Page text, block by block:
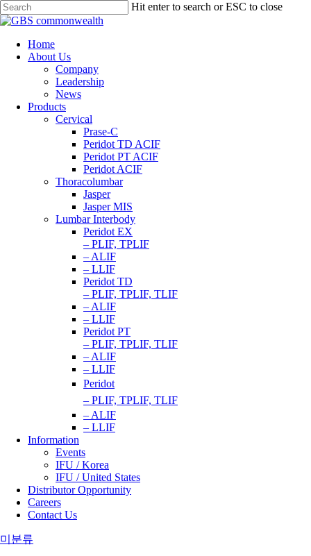
Hit enter to search or ESC to close
Home
About Us
Company
Leadership
News
Products
Cervical
Prase-C
Peridot TD ACIF
Peridot PT ACIF
Peridot ACIF
Thoracolumbar
Jasper
Jasper MIS
Lumbar Interbody
Peridot EX
– PLIF, TPLIF
– ALIF
– LLIF
Peridot TD
– PLIF, TPLIF, TLIF
– ALIF
– LLIF
Peridot PT
– PLIF, TPLIF, TLIF
– ALIF
– LLIF
Peridot
– PLIF, TPLIF, TLIF
– ALIF
– LLIF
Information
Events
IFU / Korea
IFU / United States
Distributor Opportunity
Careers
Contact Us
미분류